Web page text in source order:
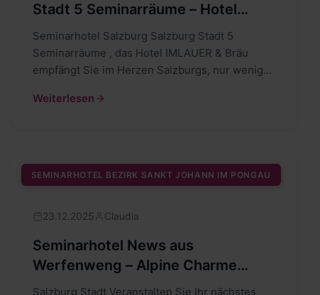
Stadt 5 Seminarräume – Hotel
IMLAUER & Bräu Salzburg
Seminarhotel Salzburg Salzburg Stadt 5
Seminarräume , das Hotel IMLAUER & Bräu
empfängt Sie im Herzen Salzburgs, nur wenige
Weiterlesen
SEMINARHOTEL BEZIRK SANKT JOHANN IM PONGAU
23.12.2025 Claudia
Seminarhotel News aus
Werfenweng – Alpine Charme
Offensive im Travel Charme
Salzburg Stadt Veranstalten Sie Ihr nächstes